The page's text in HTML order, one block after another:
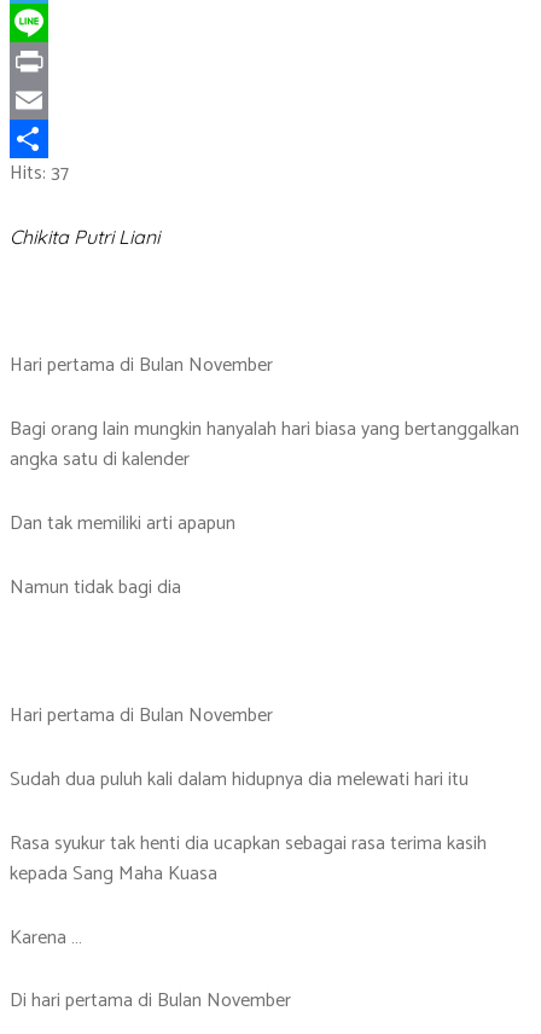
Telegram
Line
Print
Email
Share
Hits: 37
Chikita Putri Liani
Hari pertama di Bulan November
Bagi orang lain mungkin hanyalah hari biasa yang bertanggalkan
angka satu di kalender
Dan tak memiliki arti apapun
Namun tidak bagi dia
Hari pertama di Bulan November
Sudah dua puluh kali dalam hidupnya dia melewati hari itu
Rasa syukur tak henti dia ucapkan sebagai rasa terima kasih
kepada Sang Maha Kuasa
Karena …
Di hari pertama di Bulan November